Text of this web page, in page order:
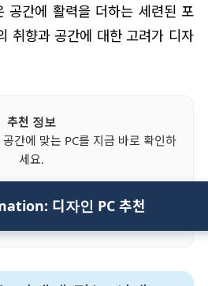
공간에 활력을 더하는 세련된 포
취향과 공간에 대한 고려가 디자
추천 정보
간에 맞는 PC를 지금 바로 확인하
세요.
디자인 PC 추천